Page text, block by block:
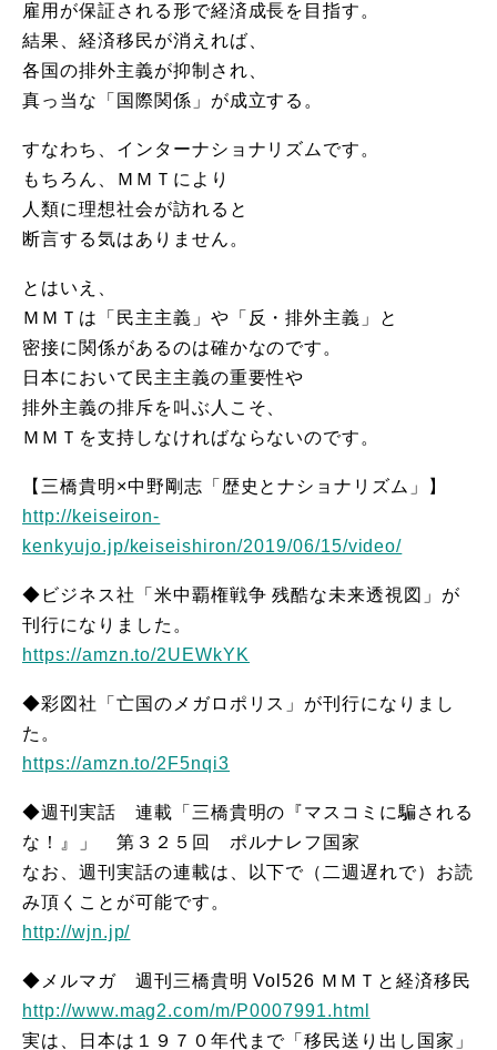
雇用が保証される形で経済成長を目指す。
結果、経済移民が消えれば、
各国の排外主義が抑制され、
真っ当な「国際関係」が成立する。
すなわち、インターナショナリズムです。
もちろん、ＭＭＴにより
人類に理想社会が訪れると
断言する気はありません。
とはいえ、
ＭＭＴは「民主主義」や「反・排外主義」と
密接に関係があるのは確かなのです。
日本において民主主義の重要性や
排外主義の排斥を叫ぶ人こそ、
ＭＭＴを支持しなければならないのです。
【三橋貴明×中野剛志「歴史とナショナリズム」】
http://keiseiron-
kenkyujo.jp/keiseishiron/2019/06/15/video/
◆ビジネス社「米中覇権戦争 残酷な未来透視図」が
刊行になりました。
https://amzn.to/2UEWkYK
◆彩図社「亡国のメガロポリス」が刊行になりまし
た。
https://amzn.to/2F5nqi3
◆週刊実話 連載「三橋貴明の『マスコミに騙される
な！』」 第３２５回 ポルナレフ国家
なお、週刊実話の連載は、以下で（二週遅れで）お読
み頂くことが可能です。
http://wjn.jp/
◆メルマガ 週刊三橋貴明 Vol526 ＭＭＴと経済移民
http://www.mag2.com/m/P0007991.html
実は、日本は１９７０年代まで「移民送り出し国家」